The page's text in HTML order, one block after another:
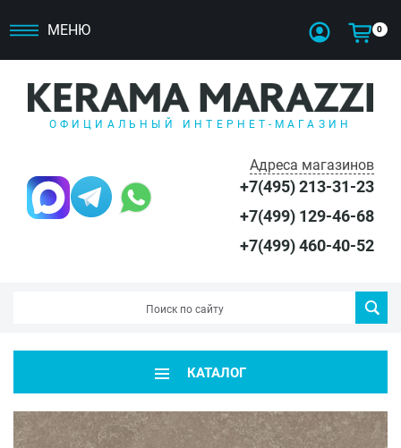
МЕНЮ 0
ОФИЦИАЛЬНЫЙ ИНТЕРНЕТ-МАГАЗИН
Адреса магазинов
+7(495) 213-31-23
+7(499) 129-46-68
+7(499) 460-40-52
КАТАЛОГ